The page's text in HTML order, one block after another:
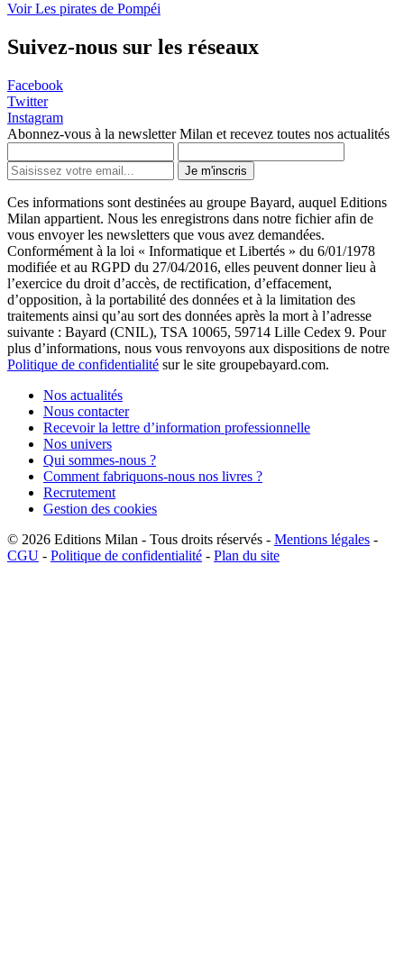
Voir Les pirates de Pompéi
Suivez-nous sur les réseaux
Facebook
Twitter
Instagram
Abonnez-vous à la newsletter Milan et recevez toutes nos actualités
Je m'inscris
Ces informations sont destinées au groupe Bayard, auquel Editions
Milan appartient. Nous les enregistrons dans notre fichier afin de
vous envoyer les newsletters que vous avez demandées.
Conformément à la loi « Informatique et Libertés » du 6/01/1978
modifiée et au RGPD du 27/04/2016, elles peuvent donner lieu à
l’exercice du droit d’accès, de rectification, d’effacement,
d’opposition, à la portabilité des données et à la limitation des
traitements ainsi qu’au sort des données après la mort à l’adresse
suivante : Bayard (CNIL), TSA 10065, 59714 Lille Cedex 9. Pour
plus d’informations, nous vous renvoyons aux dispositions de notre
Politique de confidentialité sur le site groupebayard.com.
Nos actualités
Nous contacter
Recevoir la lettre d’information professionnelle
Nos univers
Qui sommes-nous ?
Comment fabriquons-nous nos livres ?
Recrutement
Gestion des cookies
© 2026 Editions Milan - Tous droits réservés - Mentions légales -
CGU - Politique de confidentialité - Plan du site